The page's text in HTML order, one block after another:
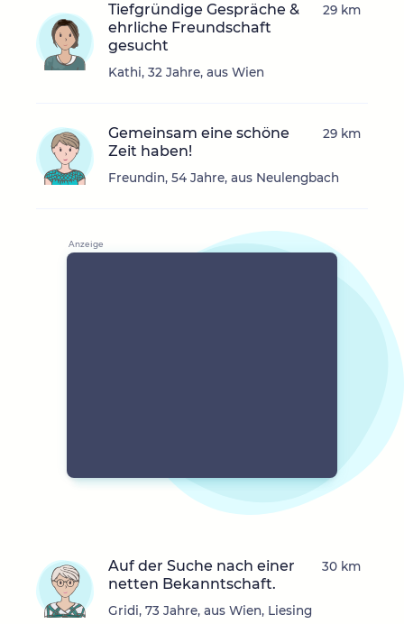
Tiefgründige Gespräche &
ehrliche Freundschaft
gesucht
Kathi, 32 Jahre, aus Wien
29 km
Gemeinsam eine schöne
Zeit haben!
Freundin, 54 Jahre, aus Neulengbach
29 km
Auf der Suche nach einer
netten Bekanntschaft.
Gridi, 73 Jahre, aus Wien, Liesing
30 km